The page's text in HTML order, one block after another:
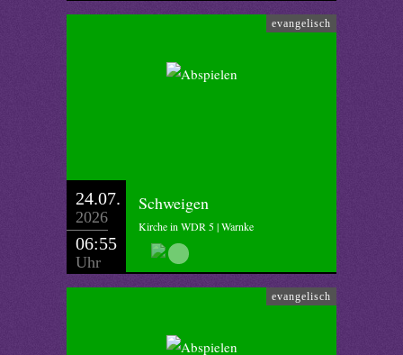
evangelisch
24.07.
2026
06:55
Uhr
Schweigen
Kirche in WDR 5 | Warnke
evangelisch